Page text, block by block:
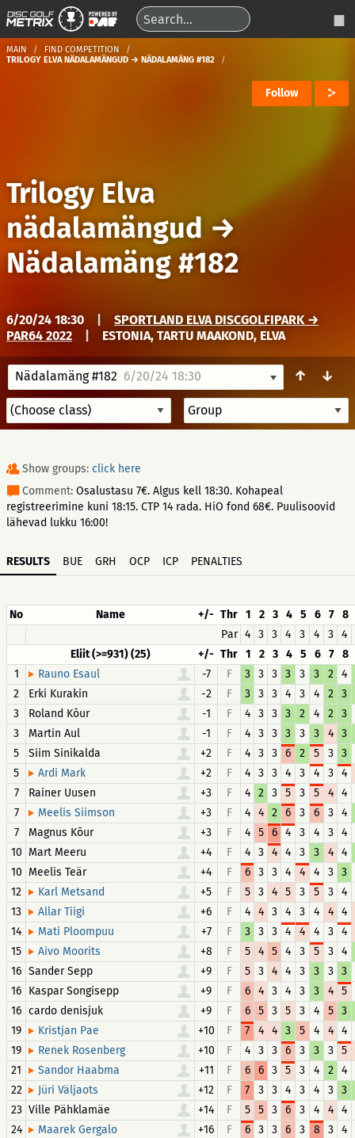
MAIN
FIND COMPETITION
TRILOGY ELVA NÄDALAMÄNGUD → NÄDALAMÄNG #182
Follow
Trilogy Elva
nädalamängud→
Nädalamäng #182
6/20/24 18:30
SPORTLAND ELVA DISCGOLFIPARK →
PAR64 2022
ESTONIA, TARTU MAAKOND, ELVA
Nädalamäng #182 6/20/24 18:30 ↑ ↓
Show groups: click here
Comment: Osalustasu 7€. Algus kell 18:30. Kohapeal
registreerimine kuni 18:15. CTP 14 rada. HiO fond 68€. Puulisoovid
lähevad lukku 16:00!
RESULTS BUE GRH OCP ICP PENALTIES
No Name +/- Thr 1 2 3 4 5 6 7 8
Par 4 3 3 4 3 4 3
4
Eliit (>=931) (25)
+/- Thr 1 2 3 4 5 6 7 8
1
Rauno Esaul -7 F 3 3 3 3 3 3 2
4
2
Erki Kurakin -2 F 3 3 3 4 3 4 2
3
3
Roland Kõur -1 F 4 3 3 3 2 4 2
3
3
Martin Aul -1 F 4 3 3 3 3 3 4
3
5
Siim Sinikalda +2 F 4 3 3 6 2 5 3
3
5
Ardi Mark +2 F 4 3 3 4 3 4 3
4
7
Rainer Uusen +3 F 4 2 3 5 3 5 4
4
7
Meelis Siimson +3 F 4 4 2 6 3 6 3
4
7
Magnus Kõur +3 F 4 5 6 4 3 4 3
4
10 Mart Meeru +4 F 4 3 4 4 3 3 4
4
10 Meelis Teär +4 F 6 3 3 4 4 4 3
3
12
Karl Metsand +5 F 5 3 4 5 3 5 3
4
13
Allar Tiigi +6 F 4 4 3 4 3 4 4
4
14
Mati Ploompuu +7 F 3 3 3 4 4 4 3
4
15
Aivo Moorits +8 F 5 4 5 4 3 5 3
4
16 Sander Sepp +9 F 5 3 4 4 3 3 3
3
16 Kaspar Songisepp +9 F 6 4 3 4 3 3 4
5
16 cardo denisjuk +9 F 6 5 3 5 3 4 5
3
19
Kristjan Pae +10 F 7 4 4 3 5 4 4
4
19
Renek Rosenberg +10 F 4 3 3 6 3 3 3
5
21
Sandor Haabma +11 F 6 6 3 5 3 4 2
4
22
Jüri Väljaots +12 F 7 3 3 4 3 4 3
3
23 Ville Pähklamäe +14 F 5 5 3 6 3 4 4
4
24
Maarek Gergalo +16 F 6 3 3 6 3 8 3
4